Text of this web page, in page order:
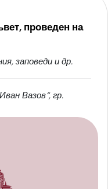
проведен на
заповеди и др.
Вазов“, гр.